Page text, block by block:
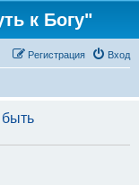
к Богу"
Вход
Регистрация